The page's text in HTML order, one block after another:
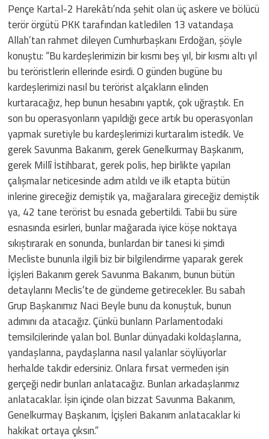
Pençe Kartal-2 Harekâtı’nda şehit olan üç askere ve bölücü
terör örgütü PKK tarafından katledilen 13 vatandaşa
Allah’tan rahmet dileyen Cumhurbaşkanı Erdoğan, şöyle
konuştu: “Bu kardeşlerimizin bir kısmı beş yıl, bir kısmı altı yıl
bu teröristlerin ellerinde esirdi. O günden bugüne bu
kardeşlerimizi nasıl bu terörist alçakların elinden
kurtaracağız, hep bunun hesabını yaptık, çok uğraştık. En
son bu operasyonların yapıldığı gece artık bu operasyonları
yapmak suretiyle bu kardeşlerimizi kurtaralım istedik. Ve
gerek Savunma Bakanım, gerek Genelkurmay Başkanım,
gerek Millî İstihbarat, gerek polis, hep birlikte yapılan
çalışmalar neticesinde adım atıldı ve ilk etapta bütün
inlerine gireceğiz demiştik ya, mağaralara gireceğiz demiştik
ya, 42 tane terörist bu esnada gebertildi. Tabii bu süre
esnasında esirleri, bunlar mağarada iyice köşe noktaya
sıkıştırarak en sonunda, bunlardan bir tanesi ki şimdi
Mecliste bununla ilgili biz bir bilgilendirme yaparak gerek
İçişleri Bakanım gerek Savunma Bakanım, bunun bütün
detaylarını Meclis’te de gündeme getirecekler. Bu sabah
Grup Başkanımız Naci Beyle bunu da konuştuk, bunun
adımını da atacağız. Çünkü bunların Parlamentodaki
temsilcilerinde yalan bol. Bunlar dünyadaki koldaşlarına,
yandaşlarına, paydaşlarına nasıl yalanlar söylüyorlar
herhalde takdir edersiniz. Onlara fırsat vermeden işin
gerçeği nedir bunları anlatacağız. Bunları arkadaşlarımız
anlatacaklar. İşin içinde olan bizzat Savunma Bakanım,
Genelkurmay Başkanım, İçişleri Bakanım anlatacaklar ki
hakikat ortaya çıksın.”